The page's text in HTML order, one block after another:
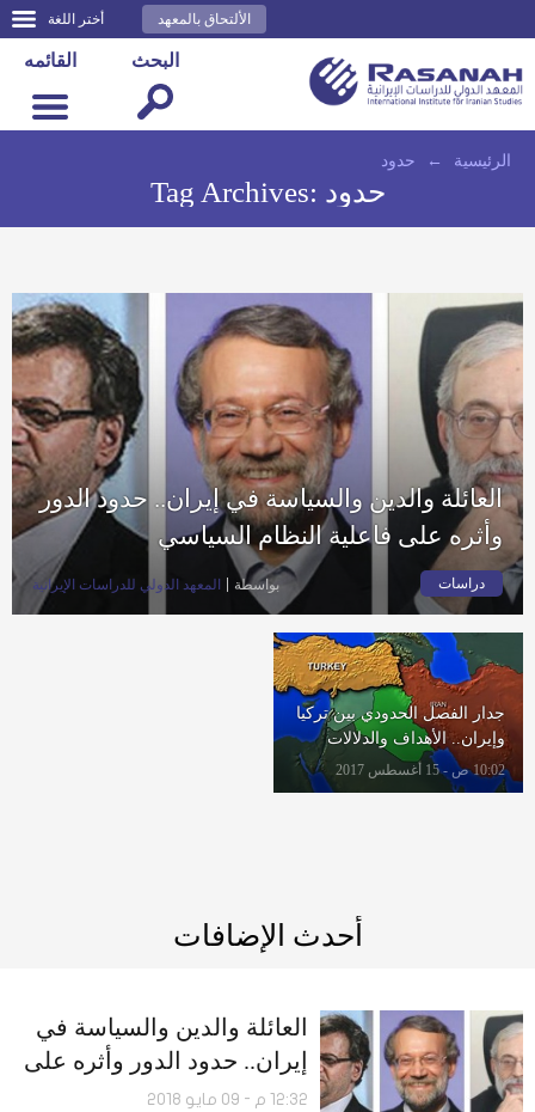
أختر اللغة الألتحاق بالمعهد
القائمه البحث
الرئيسية ← حدود
Tag Archives: حدود
العائلة والدين والسياسة في إيران.. حدود الدور
وأثره على فاعلية النظام السياسي
دراسات بواسطة المعهد الدولي للدراسات الإيرانية
جدار الفصل الحدودي بين تركيا
وإيران.. الأهداف والدلالات
10:02 ص - 15 أغسطس 2017
أحدث الإضافات
العائلة والدين والسياسة في
إيران.. حدود الدور وأثره على
فاعلية النظام السياسي
12:32 م - 09 مايو 2018